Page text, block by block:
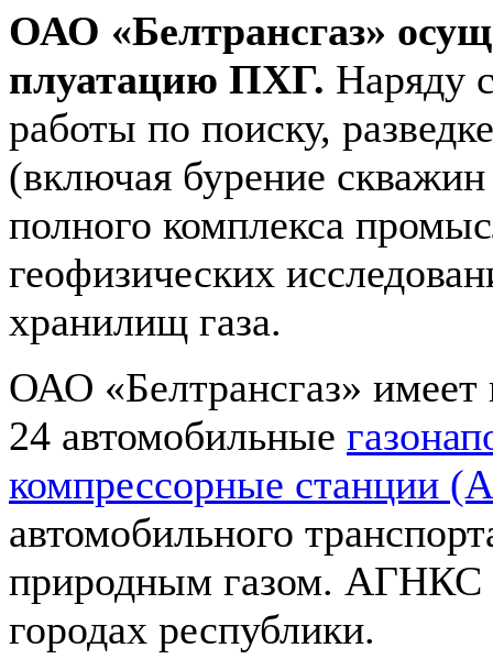
ОАО «Белтрансгаз»
плуатацию ПХГ. Наряду
работы по поиску,
(включая бурение
полного комплекса
геофизических
хранилищ газа.
ОАО «Белтрансгаз» имеет
24 автомобильные
компрессор­ные станции
автомобильного
природным газом. АГНКС
городах республики.